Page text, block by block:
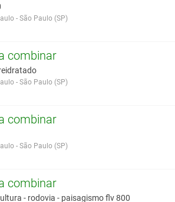
- São Paulo (SP)
combinar
- São Paulo (SP)
combinar
- São Paulo (SP)
combinar
- rodovia - paisagismo flv 800